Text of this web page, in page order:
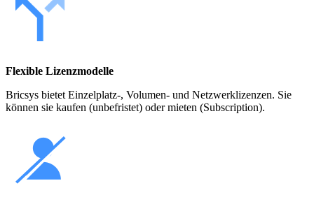
Flexible Lizenzmodelle
Bricsys bietet Einzelplatz-, Volumen- und Netzwerklizenzen. Sie
können sie kaufen (unbefristet) oder mieten (Subscription).